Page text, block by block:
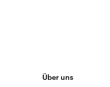
Über uns